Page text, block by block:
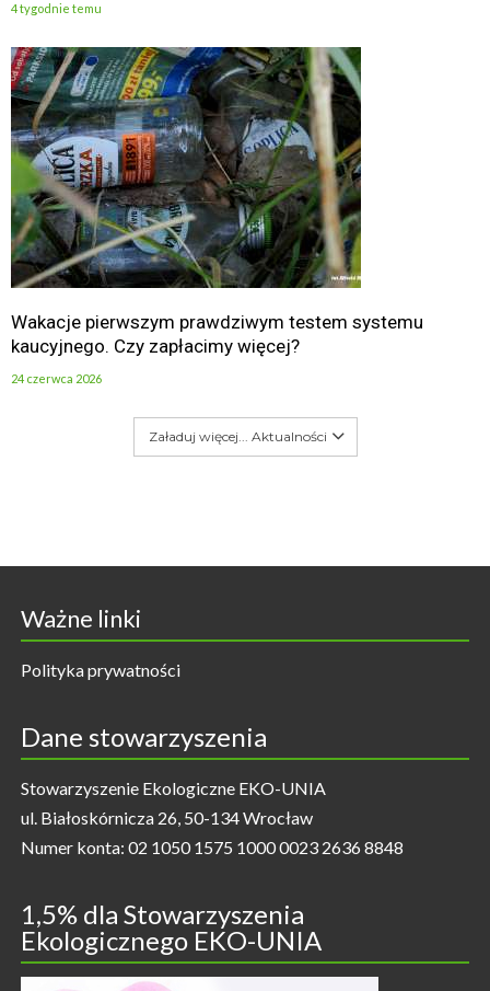
4 tygodnie temu
Wakacje pierwszym prawdziwym testem systemu
kaucyjnego. Czy zapłacimy więcej?
24 czerwca 2026
Załaduj więcej... Aktualności
Ważne linki
Polityka prywatności
Dane stowarzyszenia
Stowarzyszenie Ekologiczne EKO-UNIA
ul. Białoskórnicza 26, 50-134 Wrocław
Numer konta: 02 1050 1575 1000 0023 2636 8848
1,5% dla Stowarzyszenia
Ekologicznego EKO-UNIA